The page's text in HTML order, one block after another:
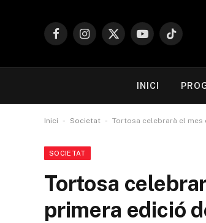
FacebookInstagram
X
YouTubeTikTok
INICI
Inici - Societat - Tortosa celebrarà el mes
SOCIETAT
Tortosa
primera edició